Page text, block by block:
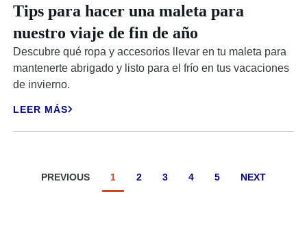
Tips para hacer una maleta para
nuestro viaje de fin de año
Descubre qué ropa y accesorios llevar en tu maleta para
mantenerte abrigado y listo para el frío en tus vacaciones
de invierno.
LEER MÁS
PREVIOUS 1 2 3 4 5 NEXT